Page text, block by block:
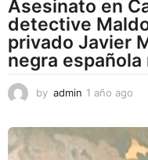
Asesinato en
detective
privado Javier
negra española
by admin 1 año ago
o
a